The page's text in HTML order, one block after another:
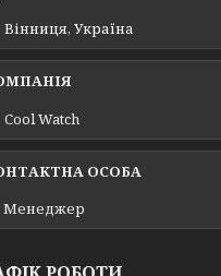
Вінниця, Україна
Cool Watch
Менеджер